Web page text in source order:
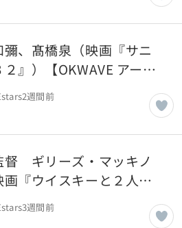
彌、髙橋泉（映画『サニ
２』）【OKWAVE アーカ
2018年2月取材】
2週間前
督 ギリーズ・マッキノ
画『ウイスキーと２人の
【OKWAVE アーカイブ
年2月取材】
3週間前